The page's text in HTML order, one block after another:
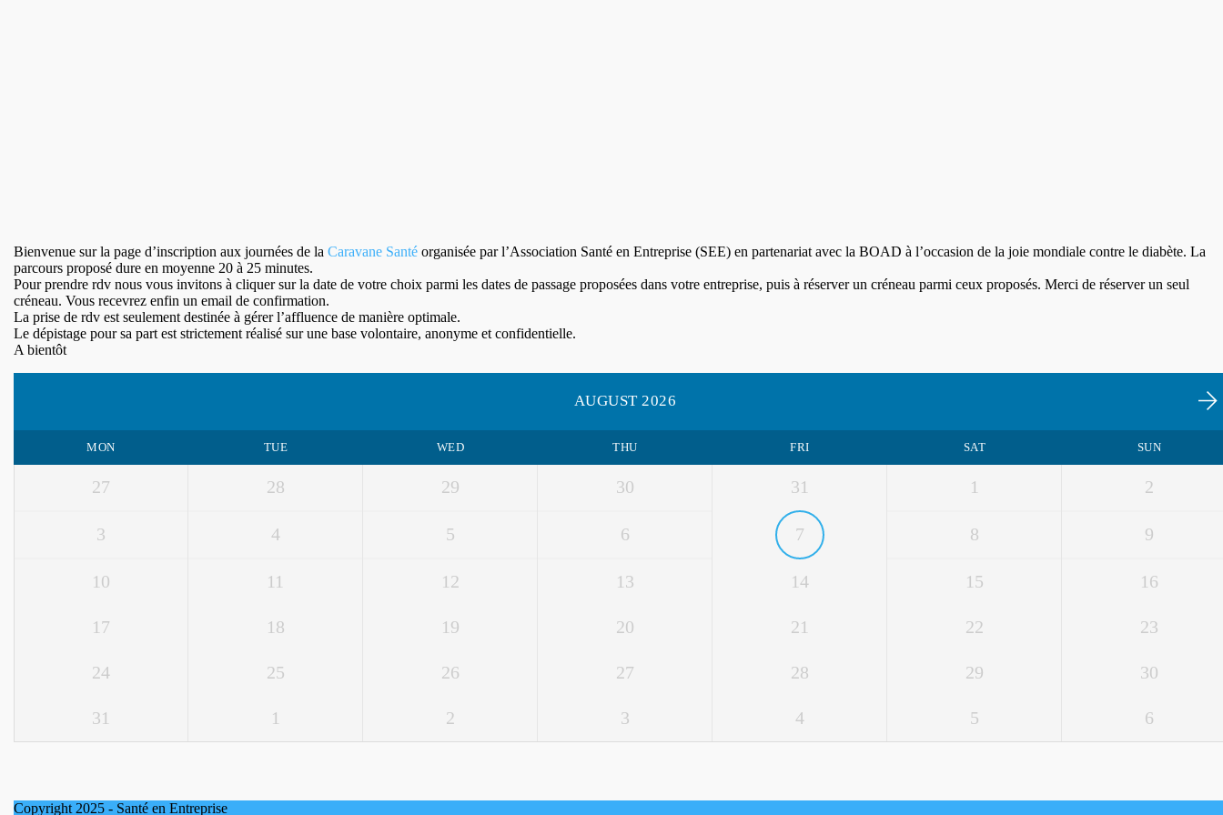
Bienvenue sur la page d’inscription aux journées de la Caravane Santé organisée par l’Association Santé en Entreprise (SEE) en partenariat avec la BOAD à l’occasion de la joie mondiale contre le diabète. La
parcours proposé dure en moyenne 20 à 25 minutes.
Pour prendre rdv nous vous invitons à cliquer sur la date de votre choix parmi les dates de passage proposées dans votre entreprise, puis à réserver un créneau parmi ceux proposés. Merci de réserver un seul
créneau. Vous recevrez enfin un email de confirmation.
La prise de rdv est seulement destinée à gérer l’affluence de manière optimale.
Le dépistage pour sa part est strictement réalisé sur une base volontaire, anonyme et confidentielle.
A bientôt
AUGUST 2026
MON TUE WED THU FRI SAT SUN
27 28 29 30 31 1 2
3 4 5 6 7 8 9
10 11 12 13 14 15 16
17 18 19 20 21 22 23
24 25 26 27 28 29 30
31 1 2 3 4 5 6
Copyright 2025 - Santé en Entreprise